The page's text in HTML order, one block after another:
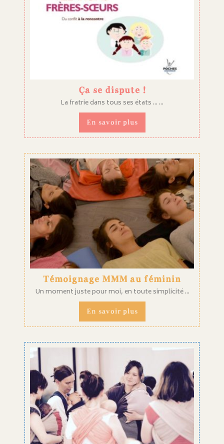
Ça se dispute !
La fratrie dans tous ses états ... ...
En savoir plus
Témoignage MMM au féminin
Un moment juste pour moi, en toute simplicité ...
En savoir plus